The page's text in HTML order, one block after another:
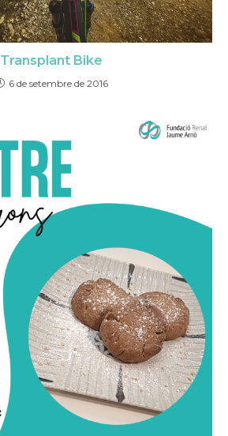
Transplant Bike
6 de setembre de 2016